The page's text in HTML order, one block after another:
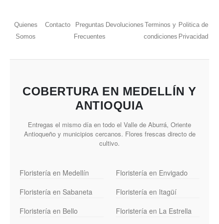
Quienes
Somos
Contacto
Preguntas
Frecuentes
Devoluciones Terminos y
condiciones
Politica de
Privacidad
COBERTURA EN MEDELLÍN Y
ANTIOQUIA
Entregas el mismo día en todo el Valle de Aburrá, Oriente
Antioqueño y municipios cercanos. Flores frescas directo de
cultivo.
Floristería en Medellín
Floristería en Envigado
Floristería en Sabaneta
Floristería en Itagüí
Floristería en Bello
Floristería en La Estrella